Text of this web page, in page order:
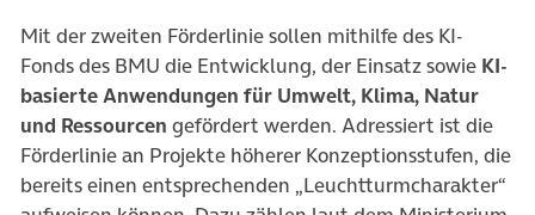
Mit der zweiten Förderlinie sollen mithilfe des KI-
Fonds des BMU die Entwicklung, der Einsatz sowie KI-
basierte Anwendungen für Umwelt, Klima, Natur
und Ressourcen gefördert werden. Adressiert ist die
Förderlinie an Projekte höherer Konzeptionsstufen, die
bereits einen entsprechenden „Leuchtturmcharakter“